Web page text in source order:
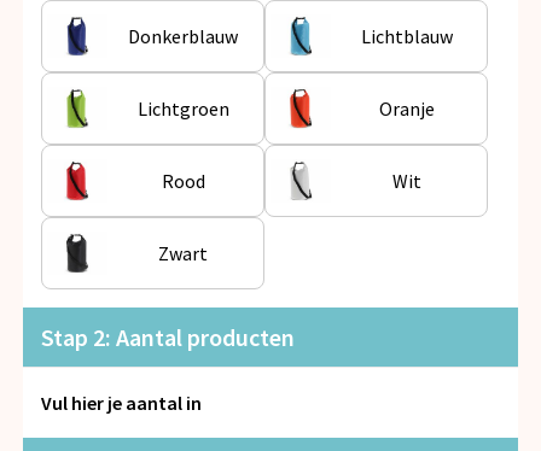
Snoepgoed
Spellen voor binnen en buiten
Veiligheid, Auto en Fiets
Vrije tijd en Strand
Anti-stress
Donkerblauw Lichtblauw
Lichtgroen Oranje
Rood Wit
Zwart
Stap 2: Aantal producten
Vul hier je aantal in